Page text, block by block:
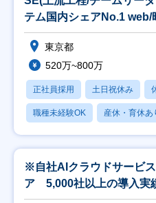
テム国内シェアNo.1 web/
東京都
520万~800万
正社員採用 土日祝休み
職種未経験OK 産休・育休あ
※自社AIクラウドサービ
ア 5,000社以上の導入実